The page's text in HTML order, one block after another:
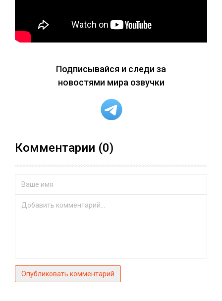
Подписывайся и следи за
новостями мира озвучки
Комментарии (0)
Опубликовать комментарий